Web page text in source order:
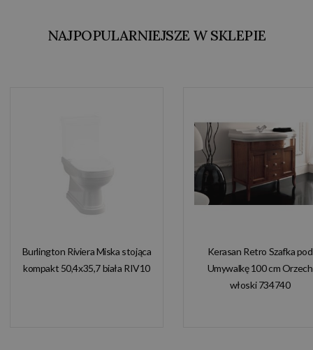
NAJPOPULARNIEJSZE W SKLEPIE
Burlington Riviera Miska stojąca
kompakt 50,4x35,7 biała RIV10
Kerasan Retro Szafka pod
Umywalkę 100 cm Orzech
włoski 734740